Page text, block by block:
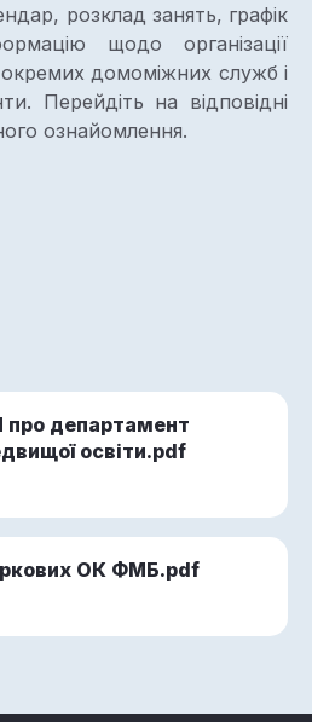
розклад занять, графік
щодо організації
домоміжних служб і
Перейдіть на відповідні
ознайомлення.
департамент
освіти.pdf
ОК ФМБ.pdf